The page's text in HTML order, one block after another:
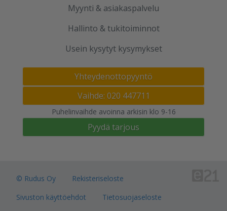
Myynti & asiakaspalvelu
Hallinto & tukitoiminnot
Usein kysytyt kysymykset
Yhteydenottopyyntö
Vaihde: 020 447711
Puhelinvaihde avoinna arkisin klo 9-16
Pyydä tarjous
© Rudus Oy
Rekisteriseloste
Sivuston käyttöehdot
Tietosuojaseloste